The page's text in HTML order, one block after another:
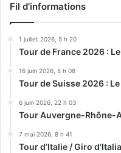
Fil d’informations
1 juillet 2026, 5 h 20
Tour de France 2026 :
16 juin 2026, 5 h 08
Tour de Suisse 2026 :
6 juin 2026, 22 h 03
Tour Auvergne-Rhône-
7 mai 2026, 8 h 41
Tour d’Italie / Giro